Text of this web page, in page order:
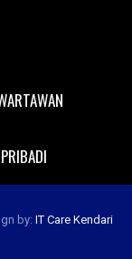
by: IT Care Kendari